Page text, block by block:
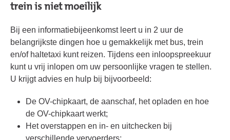
trein is niet moeilijk
Bij een informatiebijeenkomst leert u in 2 uur de
belangrijkste dingen hoe u gemakkelijk met bus, trein
en/of haltetaxi kunt reizen. Tijdens een inloopspreekuur
kunt u vrij inlopen om uw persoonlijke vragen te stellen.
U krijgt advies en hulp bij bijvoorbeeld:
De OV-chipkaart, de aanschaf, het opladen en hoe
de OV-chipkaart werkt;
Het overstappen en in- en uitchecken bij